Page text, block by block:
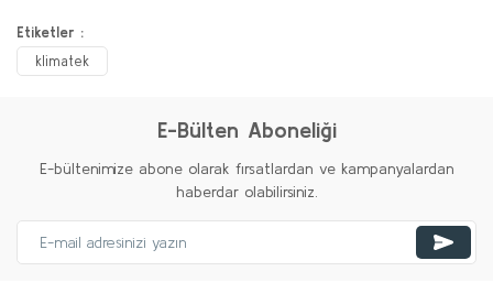
Etiketler :
klimatek
E-Bülten Aboneliği
E-bültenimize abone olarak fırsatlardan ve kampanyalardan
haberdar olabilirsiniz.